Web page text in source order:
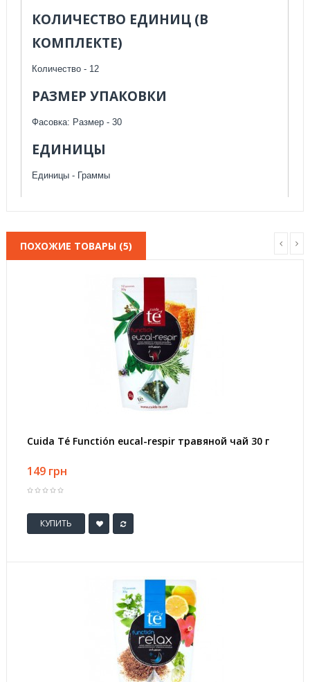
КОЛИЧЕСТВО ЕДИНИЦ (В
КОМПЛЕКТЕ)
Количество - 12
РАЗМЕР УПАКОВКИ
Фасовка: Размер - 30
ЕДИНИЦЫ
Единицы - Граммы
ПОХОЖИЕ ТОВАРЫ (5)
Cuida Té Functión eucal-respir травяной чай 30 г
149 грн
КУПИТЬ